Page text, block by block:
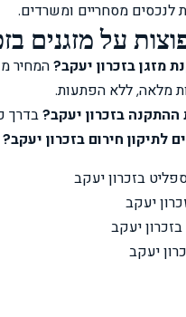
לנכסים מסחריים ומשרדים.
על מזגנים
מזגן בזכרון יעקב?המחיר
מלאה, ללא הפתעות.
ההתקנה בזכרון יעקב?בדרך כלל 2–4 שעות לספליט יחיד, כולל
לתיקון חירום בזכרון יעקב?
בזכרון יעקב
יעקב
יעקב
יעקב